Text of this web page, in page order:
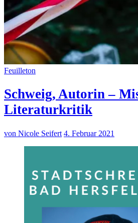
Feuilleton
Schweig, Autorin –
Literaturkritik
von Nicole Seifert 4. Februar 2021